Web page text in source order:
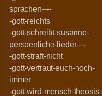
sprachen----
-gott-reichts
-gott-schreibt-susanne-
persoenliche-lieder----
-gott-straft-nicht
-gott-vertraut-euch-noch-
immer
-gott-wird-mensch-theosis-